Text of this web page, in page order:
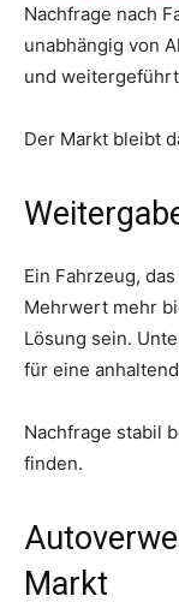
Nachfrage nach
unabhängig von
und
Der Markt bleibt
Ein Fahrzeug,
Mehrwert mehr
Lösung sein.
für eine
Nachfrage stabil
finden.
Markt